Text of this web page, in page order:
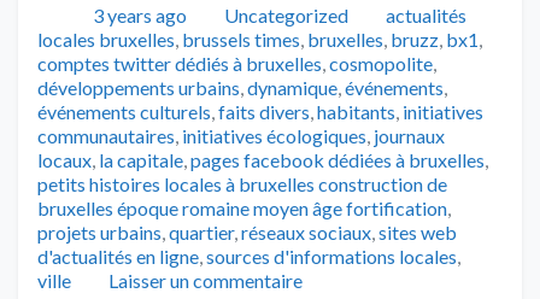
Publié3 years ago Catégories
Uncategorized Tags
actualités
locales bruxelles, brussels times, bruxelles, bruzz, bx1,
comptes twitter dédiés à bruxelles,cosmopolite,
développements urbains,dynamique,événements,
événements culturels,faits divers,habitants, initiatives
communautaires, initiatives écologiques, journaux
locaux, la capitale,pages facebook dédiées à bruxelles,
petits histoires locales à bruxelles construction de
bruxelles époque romaine moyen âge fortification,
projets urbains,quartier,réseaux sociaux,sites web
d'actualités en ligne,sources d'informations locales,
ville
Laisser un commentaire